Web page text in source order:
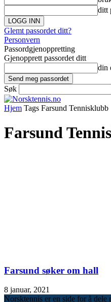
ditt
Glemt passordet ditt?
Personvern
Passordgjenoppretting
Gjenopprett passordet ditt
din
Søk
Hjem Tags Farsund Tennisklubb
Farsund
Farsund søker om hall
8 januar, 2021
Norsktennis er en side for å